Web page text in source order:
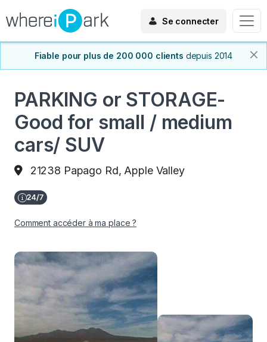
Se connecter
Fiable pour plus de 200 000 clients depuis 2014
PARKING or STORAGE-
Good for small / medium
cars/ SUV
21238 Papago Rd, Apple Valley
Comment accéder à ma place ?